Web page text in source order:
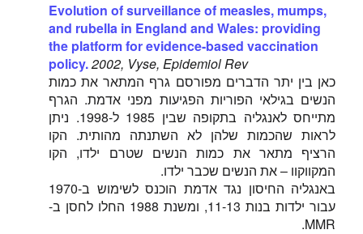
Evolution of surveillance of measles, mumps,
and rubella in England and Wales: providing
the platform for evidence-based vaccination
policy.2002, Vyse, Epidemiol Rev
כאן בין יתר הדברים מפורסם גרף המתאר את כמות
הנשים בגילאי הפוריות הפגיעות מפני אדמת. הגרף
מתייחס לאנגליה בתקופה שבין 1985 ל-1998. ניתן
לראות שהכמות שלהן לא השתנתה מהותית. הקו
הרציף מתאר את כמות הנשים שטרם ילדו, הקו
המקווקוו – את הנשים שכבר ילדו.
באנגליה החיסון נגד אדמת הוכנס לשימוש ב-1970
עבור ילדות בנות 11-13, ומשנת 1988 החלו לחסן ב-
MMR.